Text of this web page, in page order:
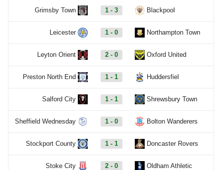
Grimsby Town 1 - 3 Blackpool
Leicester 1 - 0 Northampton Town
Leyton Orient 2 - 0 Oxford United
Preston North End 1 - 1 Huddersfiel
Salford City 1 - 1 Shrewsbury Town
Sheffield Wednesday 1 - 0 Bolton Wanderers
Stockport County 1 - 1 Doncaster Rovers
Stoke City 2 - 0 Oldham Athletic